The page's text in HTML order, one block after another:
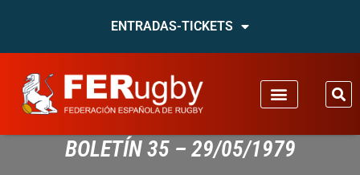
ENTRADAS-TICKETS
BOLETÍN 35 – 29/05/1979